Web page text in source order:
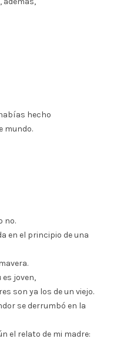
hecho
mundo.
no.
en el principio de una
joven,
son ya los de un viejo.
se derrumbó en la
el relato de mi madre: